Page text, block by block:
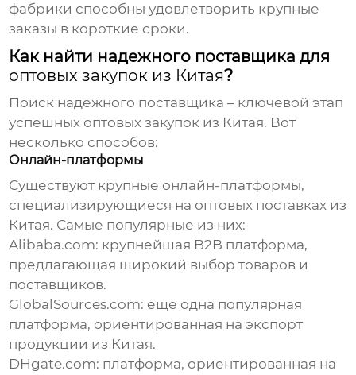
фабрики способны удовлетворить крупные
заказы в короткие сроки.
Как найти надежного поставщика для
оптовых закупок из Китая?
Поиск надежного поставщика – ключевой этап
успешных оптовых закупок из Китая. Вот
несколько способов:
Онлайн-платформы
Существуют крупные онлайн-платформы,
специализирующиеся на оптовых поставках из
Китая. Самые популярные из них:
Alibaba.com: крупнейшая B2B платформа,
предлагающая широкий выбор товаров и
поставщиков.
GlobalSources.com: еще одна популярная
платформа, ориентированная на экспорт
продукции из Китая.
DHgate.com: платформа, ориентированная на